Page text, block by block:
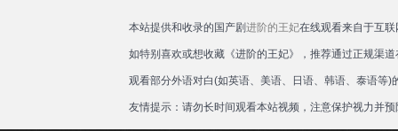
本站提供和收录的国产剧进阶的王妃在线观看来自于互
如特别喜欢或想收藏《进阶的王妃》，推荐通过正规渠
观看部分外语对白(如英语、美语、日语、韩语、泰语等
友情提示：请勿长时间观看本站视频，注意保护视力并预